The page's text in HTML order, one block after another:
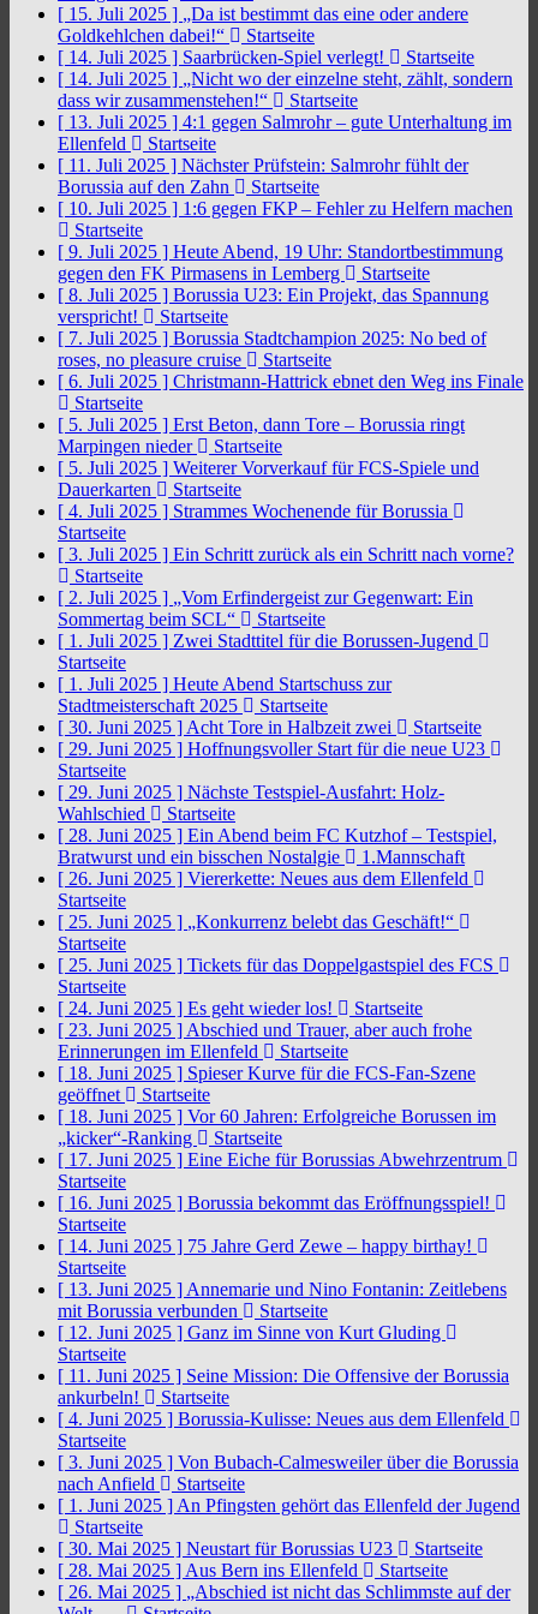
[ 15. Juli 2025 ] „Da ist bestimmt das eine oder andere
Goldkehlchen dabei!“
Startseite
[ 14. Juli 2025 ] Saarbrücken-Spiel verlegt!
Startseite
[ 14. Juli 2025 ] „Nicht wo der einzelne steht, zählt, sondern
dass wir zusammenstehen!“
Startseite
[ 13. Juli 2025 ] 4:1 gegen Salmrohr – gute Unterhaltung im
Ellenfeld
Startseite
[ 11. Juli 2025 ] Nächster Prüfstein: Salmrohr fühlt der
Borussia auf den Zahn
Startseite
[ 10. Juli 2025 ] 1:6 gegen FKP – Fehler zu Helfern machen
Startseite
[ 9. Juli 2025 ] Heute Abend, 19 Uhr: Standortbestimmung
gegen den FK Pirmasens in Lemberg
Startseite
[ 8. Juli 2025 ] Borussia U23: Ein Projekt, das Spannung
verspricht!
Startseite
[ 7. Juli 2025 ] Borussia Stadtchampion 2025: No bed of
roses, no pleasure cruise
Startseite
[ 6. Juli 2025 ] Christmann-Hattrick ebnet den Weg ins Finale
Startseite
[ 5. Juli 2025 ] Erst Beton, dann Tore – Borussia ringt
Marpingen nieder
Startseite
[ 5. Juli 2025 ] Weiterer Vorverkauf für FCS-Spiele und
Dauerkarten
Startseite
[ 4. Juli 2025 ] Strammes Wochenende für Borussia
Startseite
[ 3. Juli 2025 ] Ein Schritt zurück als ein Schritt nach vorne?
Startseite
[ 2. Juli 2025 ] „Vom Erfindergeist zur Gegenwart: Ein
Sommertag beim SCL“
Startseite
[ 1. Juli 2025 ] Zwei Stadttitel für die Borussen-Jugend
Startseite
[ 1. Juli 2025 ] Heute Abend Startschuss zur
Stadtmeisterschaft 2025
Startseite
[ 30. Juni 2025 ] Acht Tore in Halbzeit zwei
Startseite
[ 29. Juni 2025 ] Hoffnungsvoller Start für die neue U23
Startseite
[ 29. Juni 2025 ] Nächste Testspiel-Ausfahrt: Holz-
Wahlschied
Startseite
[ 28. Juni 2025 ] Ein Abend beim FC Kutzhof – Testspiel,
Bratwurst und ein bisschen Nostalgie
1.Mannschaft
[ 26. Juni 2025 ] Viererkette: Neues aus dem Ellenfeld
Startseite
[ 25. Juni 2025 ] „Konkurrenz belebt das Geschäft!“
Startseite
[ 25. Juni 2025 ] Tickets für das Doppelgastspiel des FCS
Startseite
[ 24. Juni 2025 ] Es geht wieder los!
Startseite
[ 23. Juni 2025 ] Abschied und Trauer, aber auch frohe
Erinnerungen im Ellenfeld
Startseite
[ 18. Juni 2025 ] Spieser Kurve für die FCS-Fan-Szene
geöffnet
Startseite
[ 18. Juni 2025 ] Vor 60 Jahren: Erfolgreiche Borussen im
„kicker“-Ranking
Startseite
[ 17. Juni 2025 ] Eine Eiche für Borussias Abwehrzentrum
Startseite
[ 16. Juni 2025 ] Borussia bekommt das Eröffnungsspiel!
Startseite
[ 14. Juni 2025 ] 75 Jahre Gerd Zewe – happy birthay!
Startseite
[ 13. Juni 2025 ] Annemarie und Nino Fontanin: Zeitlebens
mit Borussia verbunden
Startseite
[ 12. Juni 2025 ] Ganz im Sinne von Kurt Gluding
Startseite
[ 11. Juni 2025 ] Seine Mission: Die Offensive der Borussia
ankurbeln!
Startseite
[ 4. Juni 2025 ] Borussia-Kulisse: Neues aus dem Ellenfeld
Startseite
[ 3. Juni 2025 ] Von Bubach-Calmesweiler über die Borussia
nach Anfield
Startseite
[ 1. Juni 2025 ] An Pfingsten gehört das Ellenfeld der Jugend
Startseite
[ 30. Mai 2025 ] Neustart für Borussias U23
Startseite
[ 28. Mai 2025 ] Aus Bern ins Ellenfeld
Startseite
[ 26. Mai 2025 ] „Abschied ist nicht das Schlimmste auf der